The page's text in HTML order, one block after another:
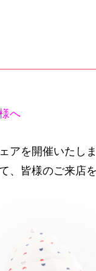
へ
アを開催いたし
、皆様のご来店